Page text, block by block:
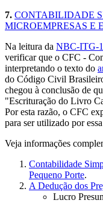
7. CONTABILIDADE
MICROEMPRESAS E
Na leitura da NBC-ITG-
verificar que o CFC -
interpretando o texto do
do Código Civil
chegou à conclusão de
"Escrituração do Livro
Por esta razão, o CFC
para ser utilizado por
Veja informações
Contabilidade
Pequeno Porte.
A Dedução dos
Lucro